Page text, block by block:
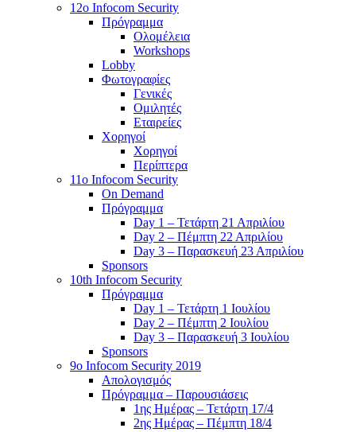
12o Infocom Security
Πρόγραμμα
Ολομέλεια
Workshops
Lobby
Φωτογραφίες
Γενικές
Ομιλητές
Εταιρείες
Χορηγοί
Χορηγοί
Περίπτερα
11o Infocom Security
On Demand
Πρόγραμμα
Day 1 – Τετάρτη 21 Απριλίου
Day 2 – Πέμπτη 22 Απριλίου
Day 3 – Παρασκευή 23 Απριλίου
Sponsors
10th Infocom Security
Πρόγραμμα
Day 1 – Τετάρτη 1 Ιουλίου
Day 2 – Πέμπτη 2 Ιουλίου
Day 3 – Παρασκευή 3 Ιουλίου
Sponsors
9ο Infocom Security 2019
Απολογισμός
Πρόγραμμα – Παρουσιάσεις
1ης Ημέρας – Τετάρτη 17/4
2ης Ημέρας – Πέμπτη 18/4